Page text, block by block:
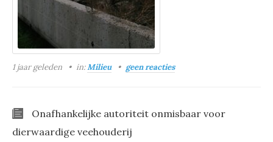
1 jaar geleden in:Milieu geen reacties
Onafhankelijke autoriteit onmisbaar voor
dierwaardige veehouderij